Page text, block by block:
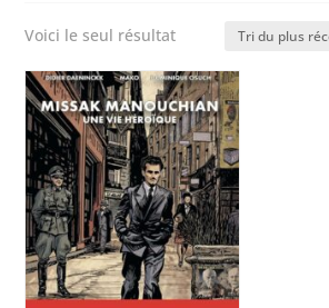
Voici le seul résultat